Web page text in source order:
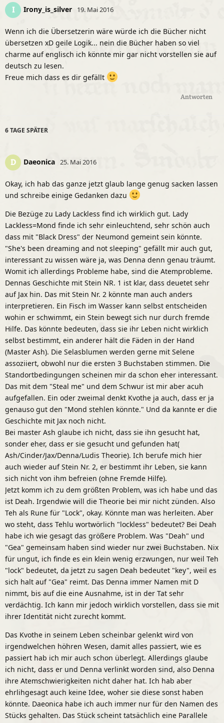
I Irony_is_silver 19. Mai 2016
Wenn ich die Übersetzerin wäre würde ich die Bücher nicht
übersetzen xD geile Logik... nein die Bücher haben so viel
charme auf englisch ich könnte mir gar nicht vorstellen sie auf
deutsch zu lesen.
Freue mich dass es dir gefällt
Antworten
6 TAGE SPÄTER
D Daeonica 25. Mai 2016
Okay, ich hab das ganze jetzt glaub lange genug sacken lassen
und schreibe einige Gedanken dazu
Die Bezüge zu Lady Lackless find ich wirklich gut. Lady
Lackless=Mond finde ich sehr einleuchtend, sehr schön auch
dass mit "Black Dress" der Neumond gemeint sein könnte.
"She's been dreaming and not sleeping" gefällt mir auch gut,
interessant zu wissen wäre ja, was Denna denn genau träumt.
Womit ich allerdings Probleme habe, sind die Atemprobleme.
Dennas Geschichte mit Stein NR. 1 ist klar, dass deuetet sehr
auf Jax hin. Das mit Stein Nr. 2 könnte man auch anders
interpretieren. Ein Fisch im Wasser kann selbst entscheiden
wohin er schwimmt, ein Stein bewegt sich nur durch fremde
Hilfe. Das könnte bedeuten, dass sie ihr Leben nicht wirklich
selbst bestimmt, ein anderer hält die Fäden in der Hand
(Master Ash). Die Selasblumen werden gerne mit Selene
assoziiert, obwohl nur die ersten 3 Buchstaben stimmen. Die
Standortbedingungen scheinen mir da schon eher interessant.
Das mit dem "Steal me" und dem Schwur ist mir aber acuh
aufgefallen. Ein oder zweimal denkt Kvothe ja auch, dass er ja
genauso gut den "Mond stehlen könnte." Und da kannte er die
Geschichte mit Jax noch nicht.
Bei master Ash glaube ich nicht, dass sie ihn gesucht hat,
sonder eher, dass er sie gesucht und gefunden hat(
Ash/Cinder/Jax/Denna/Ludis Theorie). Ich berufe mich hier
auch wieder auf Stein Nr. 2, er bestimmt ihr Leben, sie kann
sich nicht von ihm befreien (ohne Fremde Hilfe).
Jetzt komm ich zu dem größten Problem, was ich habe und das
ist Deah. Irgendwie will die Theorie bei mir nicht zünden. Also
Teh als Rune für "Lock", okay. Könnte man was herleiten. Aber
wo steht, dass Tehlu wortwörlich "lockless" bedeutet? Bei Deah
habe ich wie gesagt das größere Problem. Was "Deah" und
"Gea" gemeinsam haben sind wieder nur zwei Buchstaben. Nix
für ungut, ich finde es ein klein wenig erzwungen, nur weil Teh
"lock" bedeutet, da jetzt zu sagen Deah bedeutet "key", weil es
sich halt auf "Gea" reimt. Das Denna immer Namen mit D
nimmt, bis auf die eine Ausnahme, ist in der Tat sehr
verdächtig. Ich kann mir jedoch wirklich vorstellen, dass sie mit
ihrer Identität nicht zurecht kommt.
Das Kvothe in seinem Leben scheinbar gelenkt wird von
irgendwelchen höhren Wesen, damit alles passiert, wie es
passiert hab ich mir auch schon überlegt. Allerdings glaube
ich nicht, dass er und Denna verlinkt worden sind, also Denna
ihre Atemschwierigkeiten nicht daher hat. Ich hab aber
ehrlihgesagt auch keine Idee, woher sie diese sonst haben
könnte. Daeonica habe ich auch immer nur für den Namen des
Stücks gehalten. Das Stück scheint tatsächlich eine Parallele